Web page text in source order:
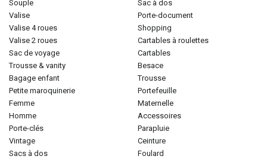
souple
valise
valise 4 roues
valise 2 roues
sac de voyage
trousse & vanity
bagage enfant
petite maroquinerie
femme
homme
porte-clés
vintage
sacs à dos
sac à dos
porte-document
shopping
cartables à roulettes
cartables
besace
trousse
portefeuille
maternelle
accessoires
parapluie
ceinture
foulard